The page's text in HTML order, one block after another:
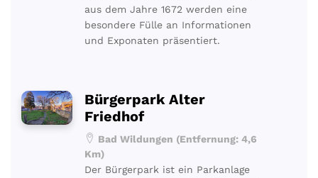
aus dem Jahre 1672 werden eine
besondere Fülle an Informationen
und Exponaten präsentiert.
Bürgerpark Alter
Friedhof
Bad Wildungen (Entfernung: 4,6
Km)
Der Bürgerpark ist ein Parkanlage